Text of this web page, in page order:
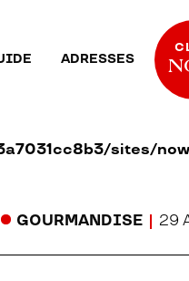
ADRESSES
sites/
GOURMANDISE 29